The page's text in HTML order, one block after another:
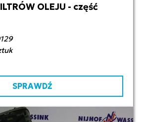
zł netto
OLEJU - część
SPRAWDŹ